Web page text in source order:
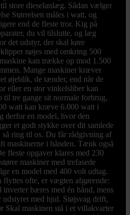
store dieselanlæg. Sådan vælger
Størrelsen måles i watt, og
end de fleste tror. Kig på
du vil tilslutte, og læg
det udstyr, der skal køre
nøjes med omkring 500
kan trække op mod 1.500
Mange maskiner kræver
øjeblik, de tænder, end når de
eller en stor vinkelsliber kan
tre gange sit normale forbrug,
watt kan kræve 6.000 watt i
derfor en model, hvor den
et godt stykke over dit samlede
ring til os. Du får rådgivning af
maskinerne i hånden. Tænk også
fleste opgaver klares med 230
maskiner med trefasede
en model med 400 volt udtag.
flyttes ofte, er vægten afgørende:
inverter bæres med én hånd, mens
udstyret med hjul. Støjsvag drift,
Skal maskinen stå i et villakvarter